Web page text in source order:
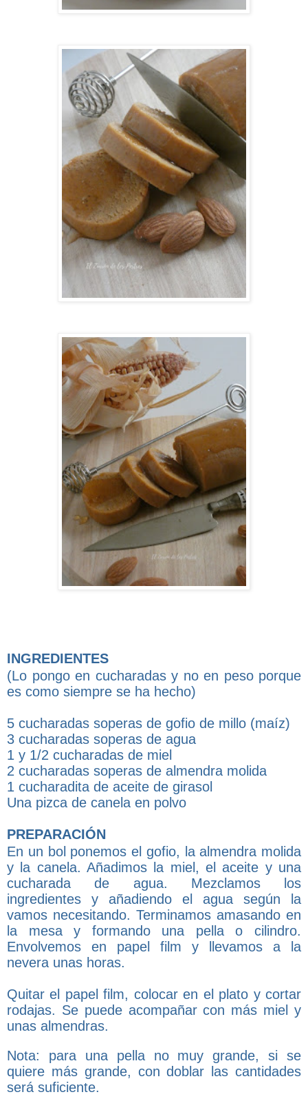
INGREDIENTES
(Lo pongo en cucharadas y no en peso porque
es como siempre se ha hecho)
5 cucharadas soperas de gofio de millo (maíz)
3 cucharadas soperas de agua
1 y 1/2 cucharadas de miel
2 cucharadas soperas de almendra molida
1 cucharadita de aceite de girasol
Una pizca de canela en polvo
PREPARACIÓN
En un bol ponemos el gofio, la almendra molida
y la canela. Añadimos la miel, el aceite y una
cucharada de agua. Mezclamos los
ingredientes y añadiendo el agua según la
vamos necesitando. Terminamos amasando en
la mesa y formando una pella o cilindro.
Envolvemos en papel film y llevamos a la
nevera unas horas.
Quitar el papel film, colocar en el plato y cortar
rodajas. Se puede acompañar con más miel y
unas almendras.
Nota: para una pella no muy grande, si se
quiere más grande, con doblar las cantidades
será suficiente.